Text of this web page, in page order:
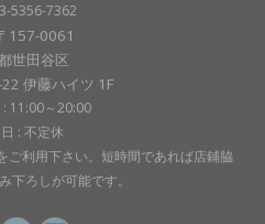
5356-7362
157-0061
世田谷区
伊藤ハイツ 1F
11:00～20:00
: 不定休
ご利用下さい。短時間であれば店鋪脇
下ろしが可能です。